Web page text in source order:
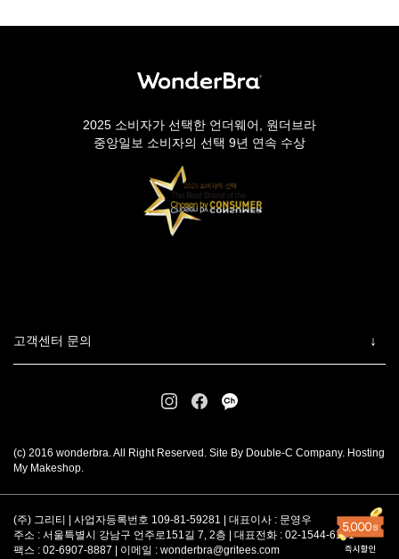
2025 소비자가 선택한 언더웨어, 원더브라
중앙일보 소비자의 선택 9년 연속 수상
고객센터 문의
(c) 2016 wonderbra. All Right Reserved. Site By Double-C Company. Hosting
My Makeshop.
(주) 그리티 | 사업자등록번호 109-81-59281 | 대표이사 : 문영우
주소 : 서울특별시 강남구 언주로151길 7, 2층 | 대표전화 : 02-1544-6101
팩스 : 02-6907-8887 | 이메일 : wonderbra@gritees.com